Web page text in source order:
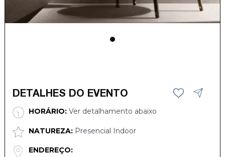
DETALHES DO EVENTO
HORÁRIO:Ver detalhamento abaixo
NATUREZA:Presencial Indoor
ENDEREÇO: